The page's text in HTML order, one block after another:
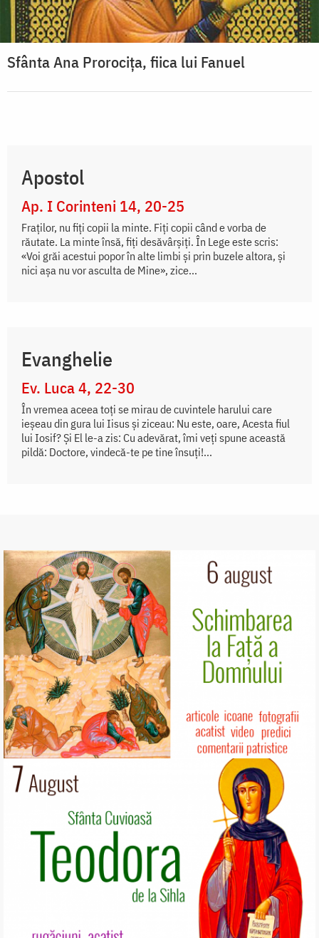
Sfânta Ana Prorocița, fiica lui Fanuel
Apostol
Ap. I Corinteni 14, 20-25
Fraților, nu fiți copii la minte. Fiți copii când e vorba de
răutate. La minte însă, fiți desăvârșiți. În Lege este scris:
«Voi grăi acestui popor în alte limbi și prin buzele altora, și
nici așa nu vor asculta de Mine», zice...
Evanghelie
Ev. Luca 4, 22-30
În vremea aceea toți se mirau de cuvintele harului care
ieșeau din gura lui Iisus și ziceau: Nu este, oare, Acesta fiul
lui Iosif? Și El le-a zis: Cu adevărat, îmi veți spune această
pildă: Doctore, vindecă-te pe tine însuți!...